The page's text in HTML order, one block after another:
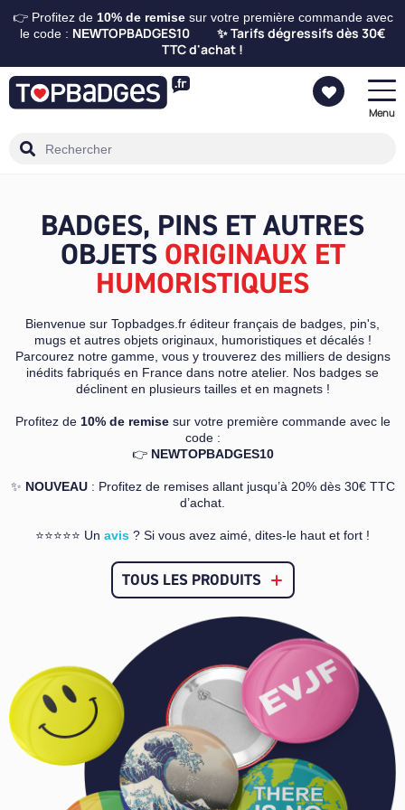
👉 Profitez de 10% de remisesur votre première commande avec
le code : NEWTOPBADGES10 ✨ Tarifs dégressifs dès 30€
TTC d'achat !
Menu
BADGES, PINS ET AUTRES
OBJETS ORIGINAUX ET
HUMORISTIQUES
Bienvenue sur Topbadges.fr éditeur français de badges, pin's,
mugs et autres objets originaux, humoristiques et décalés !
Parcourez notre gamme, vous y trouverez des milliers de designs
inédits fabriqués en France dans notre atelier. Nos badges se
déclinent en plusieurs tailles et en magnets !
Profitez de 10% de remisesur votre première commande avec le
code :
👉 NEWTOPBADGES10
✨ NOUVEAU: Profitez de remises allant jusqu’à 20% dès 30€ TTC
d’achat.
⭐⭐⭐⭐⭐ Un avis ? Si vous avez aimé, dites-le haut et fort !
TOUS LES PRODUITS